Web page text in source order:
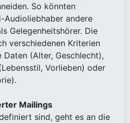
So könnten
Audioliebhaber andere
Gelegenheitshörer. Die
verschiedenen Kriterien
(Alter, Geschlecht),
Vorlieben) oder
Mailings
sind, geht es an die